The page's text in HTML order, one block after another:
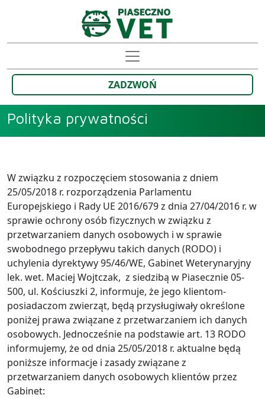
ZADZWOŃ
Polityka prywatności
W związku z rozpoczęciem stosowania z dniem
25/05/2018 r. rozporządzenia Parlamentu
Europejskiego i Rady UE 2016/679 z dnia 27/04/2016 r. w
sprawie ochrony osób fizycznych w związku z
przetwarzaniem danych osobowych i w sprawie
swobodnego przepływu takich danych (RODO) i
uchylenia dyrektywy 95/46/WE, Gabinet Weterynaryjny
lek. wet. Maciej Wojtczak, z siedzibą w Piasecznie 05-
500, ul. Kościuszki 2, informuje, że jego klientom-
posiadaczom zwierząt, będą przysługiwały określone
poniżej prawa związane z przetwarzaniem ich danych
osobowych. Jednocześnie na podstawie art. 13 RODO
informujemy, że od dnia 25/05/2018 r. aktualne będą
poniższe informacje i zasady związane z
przetwarzaniem danych osobowych klientów przez
Gabinet: